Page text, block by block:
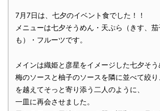
7月7日は、七夕のイベント食でした！！
メニューは七夕そうめん・天ぷら（きす、
も）・フルーツです。
メインは織姫と彦星をイメージした七夕そう
梅のソースと柚子のソースを隣に並べて絞
を越えてそっと寄り添う二人のように、
一皿に再会させました。